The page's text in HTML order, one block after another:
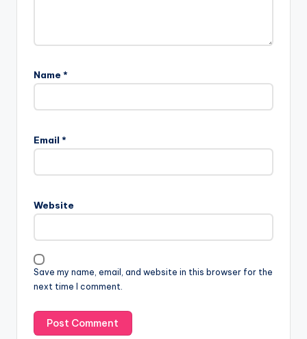
Name *
Email *
Website
Save my name, email, and website in this browser for the
next time I comment.